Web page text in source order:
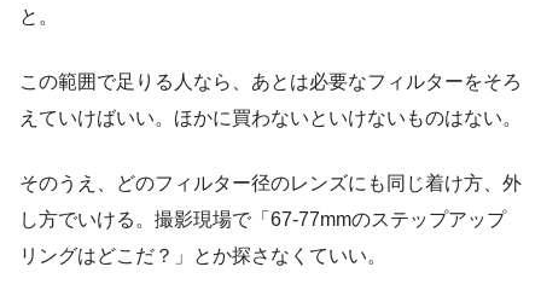
と。
この範囲で足りる人なら、あとは必要なフィルターをそろ
えていけばいい。ほかに買わないといけないものはない。
そのうえ、どのフィルター径のレンズにも同じ着け方、外
し方でいける。撮影現場で「67-77mmのステップアップ
リングはどこだ？」とか探さなくていい。